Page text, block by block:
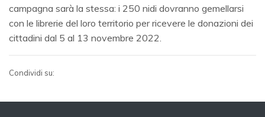
campagna sarà la stessa: i 250 nidi dovranno gemellarsi
con le librerie del loro territorio per ricevere le donazioni dei
cittadini dal 5 al 13 novembre 2022.
Condividi su: